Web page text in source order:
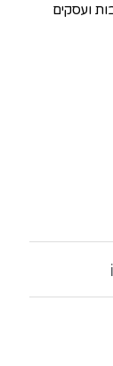
ועסקים